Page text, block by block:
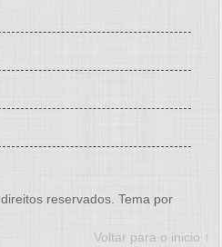
reservados. Tema por
Voltar para o inicio ↑